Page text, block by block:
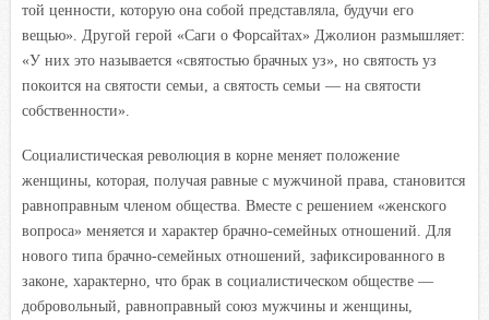
той ценности, которую она собой представляла, будучи его
вещью». Другой герой «Саги о Форсайтах» Джолион размышляет:
«У них это называется «святостью брачных уз», но святость уз
покоится на святости семьи, а святость семьи — на святости
собственности».
Социалистическая революция в корне меняет положение
женщины, которая, получая равные с мужчиной права, становится
равноправным членом общества. Вместе с решением «женского
вопроса» меняется и характер брачно-семейных отношений. Для
нового типа брачно-семейных отношений, зафиксированного в
законе, характерно, что брак в социалистическом обществе —
добровольный, равноправный союз мужчины и женщины,